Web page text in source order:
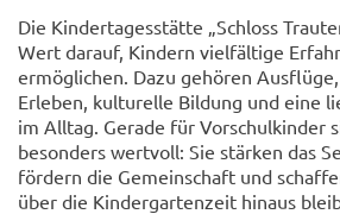
Die Kindertagesstätte „Schloss
Wert darauf, Kindern vielfältige
ermöglichen. Dazu gehören
Erleben, kulturelle Bildung und eine
im Alltag. Gerade für Vorschulkinder
besonders wertvoll: Sie stärken das
fördern die Gemeinschaft und
über die Kindergartenzeit hinaus